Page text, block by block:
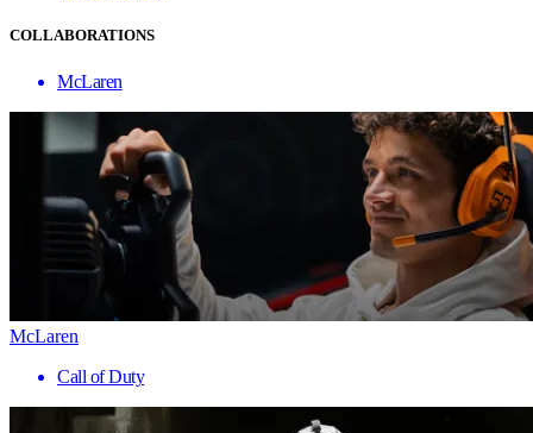
COLLABORATIONS
McLaren
McLaren
Call of Duty